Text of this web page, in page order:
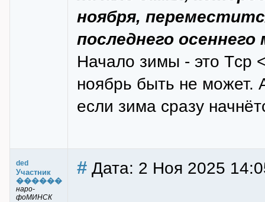
ноября,
последнего осеннего
Начало зимы - это Tср
ноябрь быть не может.
если зима сразу
ded
Участник
������
наро-
фоМИНСК
# Дата: 2 Ноя 2025